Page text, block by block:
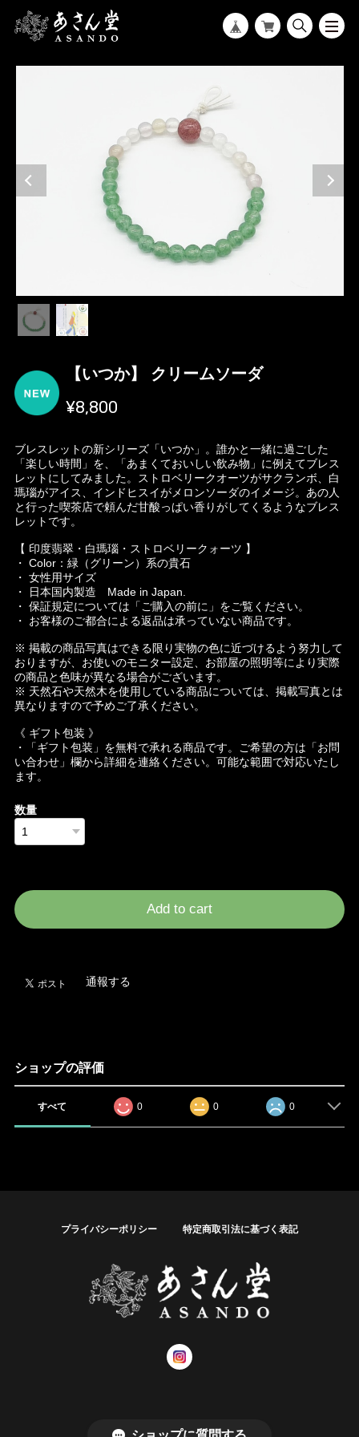
【いつか】 クリームソーダ
¥8,800
ブレスレットの新シリーズ「いつか」。誰かと一緒に過ごした
「楽しい時間」を、「あまくておいしい飲み物」に例えてブレス
レットにしてみました。ストロベリークオーツがサクランボ、白
瑪瑙がアイス、インドヒスイがメロンソーダのイメージ。あの人
と行った喫茶店で頼んだ甘酸っぱい香りがしてくるようなブレス
レットです。
【 印度翡翠・白瑪瑙・ストロベリークォーツ 】
・ Color：緑（グリーン）系の貴石
・ 女性用サイズ
・ 日本国内製造 Made in Japan.
・ 保証規定については「ご購入の前に」をご覧ください。
・ お客様のご都合による返品は承っていない商品です。
※ 掲載の商品写真はできる限り実物の色に近づけるよう努力して
おりますが、お使いのモニター設定、お部屋の照明等により実際
の商品と色味が異なる場合がございます。
※ 天然石や天然木を使用している商品については、掲載写真とは
異なりますので予めご了承ください。
《 ギフト包装 》
・「ギフト包装」を無料で承れる商品です。ご希望の方は「お問
い合わせ」欄から詳細を連絡ください。可能な範囲で対応いたし
ます。
数量
Add to cart
通報する
ショップの評価
すべて 0 0 0
プライバシーポリシー 特定商取引法に基づく表記